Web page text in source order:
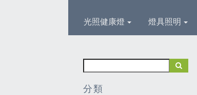
光照健康燈 燈具照明
分類